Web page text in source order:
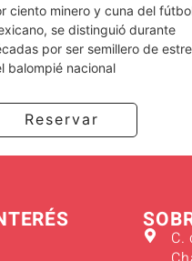
ciento minero y cuna del
se distinguió durante
por ser semillero de
balompié nacional
Reservar
C.